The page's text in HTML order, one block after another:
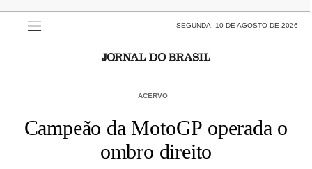
SEGUNDA, 10 DE AGOSTO DE 2026
ACERVO
Campeão da MotoGP operada o
ombro direito